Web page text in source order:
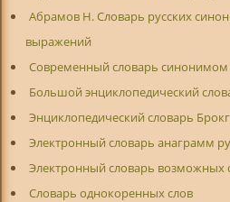
Абрамов Н. Словарь русских
выражений
Современный словарь синонимом
Большой энциклопедический
Энциклопедический словарь
Электронный словарь анаграмм
Электронный словарь возможных
Словарь однокоренных слов